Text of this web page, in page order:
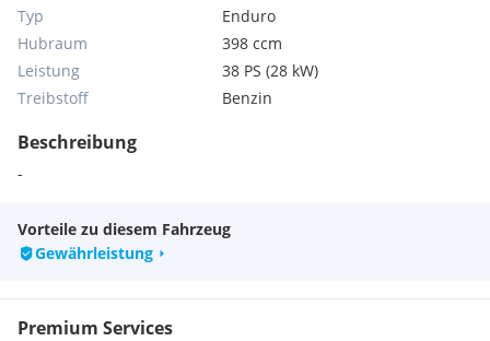
Typ
Enduro
Hubraum
398 ccm
Leistung
38 PS (28 kW)
Treibstoff
Benzin
Beschreibung
-
Vorteile zu diesem Fahrzeug
Gewährleistung
Premium Services